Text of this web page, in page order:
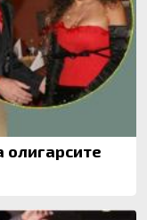
олигарсите